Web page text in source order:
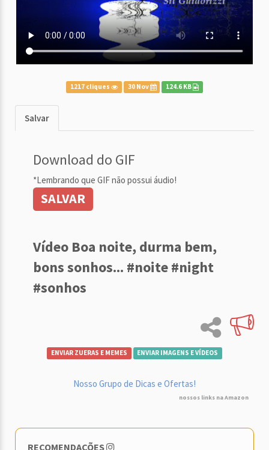
1217 cliques 30 Nov 124.6 KB
Salvar
Download do GIF
*Lembrando que GIF não possui áudio!
SALVAR
Vídeo Boa noite, durma bem,
bons sonhos... #noite #night
#sonhos
ENVIAR ZUERAS E MEMES ENVIAR IMAGENS E VÍDEOS
Nosso Grupo de Dicas e Ofertas!
nossos links na Amazon
RECOMENDAÇÕES